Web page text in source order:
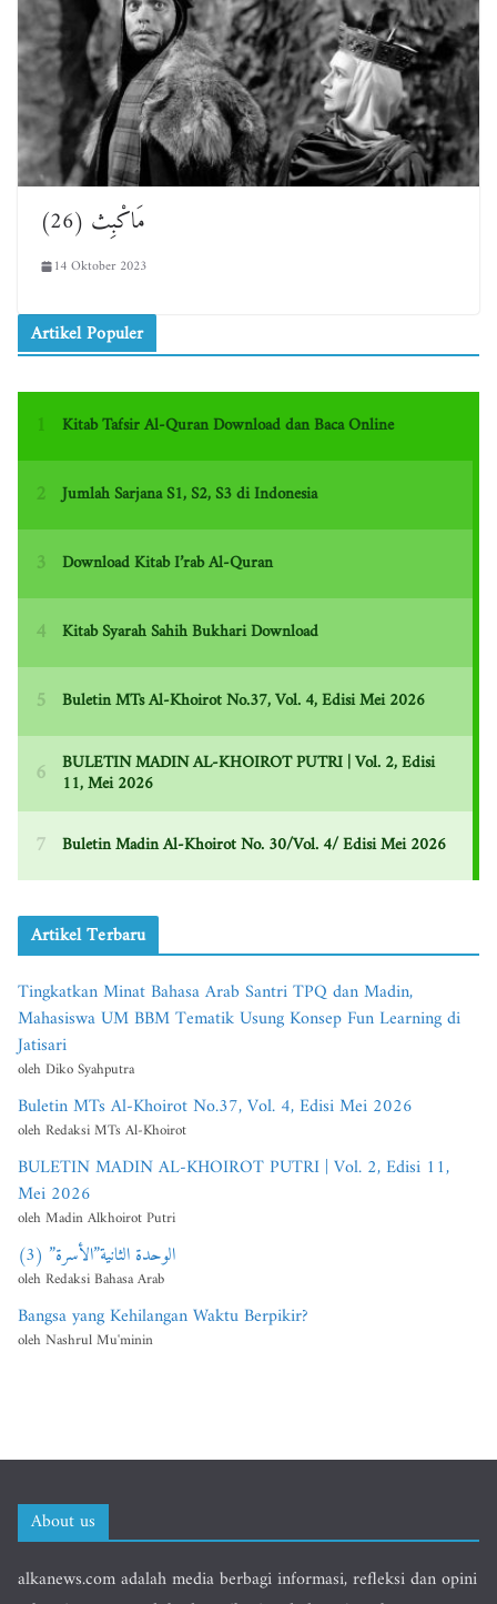
(26) مَاكْبِث
14 Oktober 2023
Artikel Populer
Artikel Terbaru
Tingkatkan Minat Bahasa Arab Santri TPQ dan Madin,
Mahasiswa UM BBM Tematik Usung Konsep Fun Learning di
Jatisari
oleh Diko Syahputra
Buletin MTs Al-Khoirot No.37, Vol. 4, Edisi Mei 2026
oleh Redaksi MTs Al-Khoirot
BULETIN MADIN AL-KHOIROT PUTRI | Vol. 2, Edisi 11,
Mei 2026
oleh Madin Alkhoirot Putri
الوحدة الثانية”الأسرة” (3)
oleh Redaksi Bahasa Arab
Bangsa yang Kehilangan Waktu Berpikir?
oleh Nashrul Mu'minin
About us
alkanews.com adalah media berbagi informasi, refleksi dan opini